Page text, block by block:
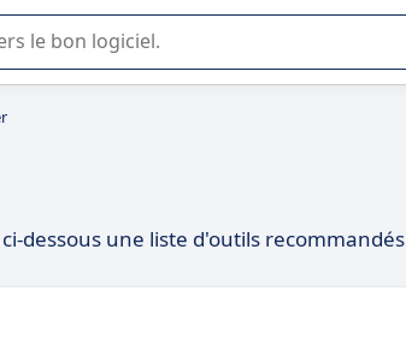
de logiciel SaaS en entreprise.
dessous une liste d'outils recommandés